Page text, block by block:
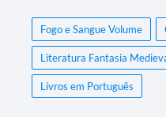
Fogo e Sangue Volume
Literatura Fantasia
Livros em Português